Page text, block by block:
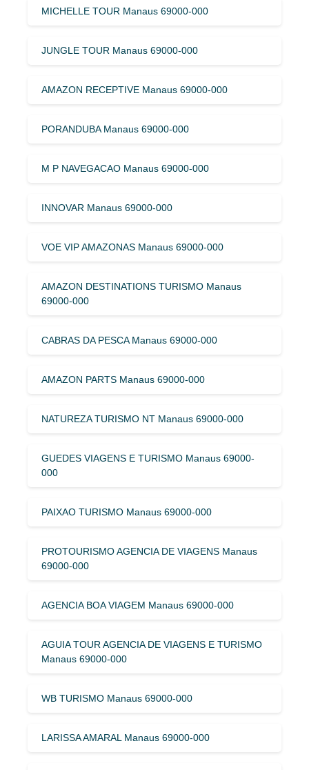
MICHELLE TOUR Manaus 69000-000
JUNGLE TOUR Manaus 69000-000
AMAZON RECEPTIVE Manaus 69000-000
PORANDUBA Manaus 69000-000
M P NAVEGACAO Manaus 69000-000
INNOVAR Manaus 69000-000
VOE VIP AMAZONAS Manaus 69000-000
AMAZON DESTINATIONS TURISMO Manaus
69000-000
CABRAS DA PESCA Manaus 69000-000
AMAZON PARTS Manaus 69000-000
NATUREZA TURISMO NT Manaus 69000-000
GUEDES VIAGENS E TURISMO Manaus 69000-
000
PAIXAO TURISMO Manaus 69000-000
PROTOURISMO AGENCIA DE VIAGENS Manaus
69000-000
AGENCIA BOA VIAGEM Manaus 69000-000
AGUIA TOUR AGENCIA DE VIAGENS E TURISMO
Manaus 69000-000
WB TURISMO Manaus 69000-000
LARISSA AMARAL Manaus 69000-000